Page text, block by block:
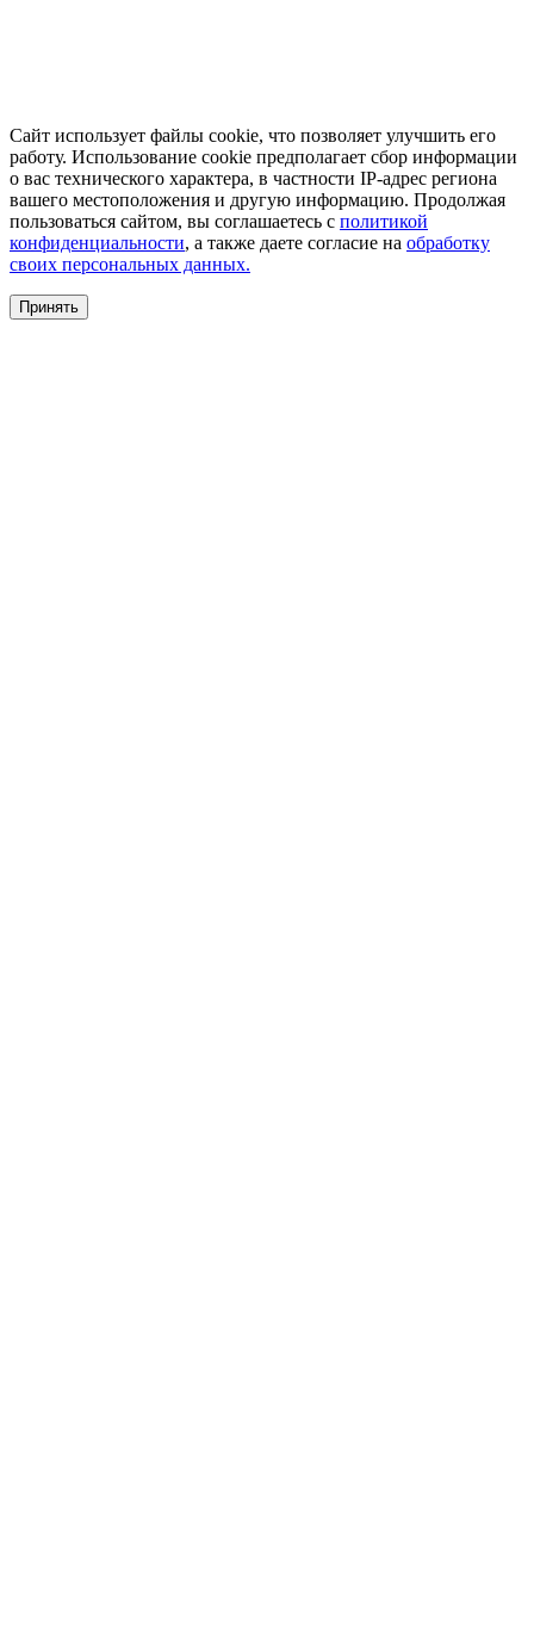
Сайт использует файлы cookie, что позволяет улучшить его
работу. Использование cookie предполагает сбор информации
о вас технического характера, в частности IP-адрес региона
вашего местоположения и другую информацию. Продолжая
пользоваться сайтом, вы соглашаетесь с политикой
конфиденциальности, а также даете согласие на обработку
своих персональных данных.
Принять